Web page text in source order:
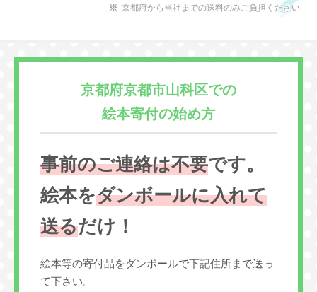
京都府から当社までの送料のみご負担ください
京都府京都市山科区での
絵本寄付の始め方
事前のご連絡は不要です。
絵本をダンボールに入れて
送るだけ！
絵本等の寄付品をダンボールで下記住所まで送っ
て下さい。